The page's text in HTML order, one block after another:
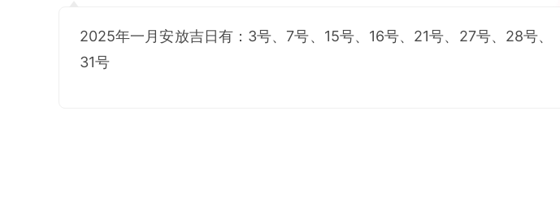
2025年一月安放吉日有：3号、7号、15号、16号、21号、27号、28号、
31号